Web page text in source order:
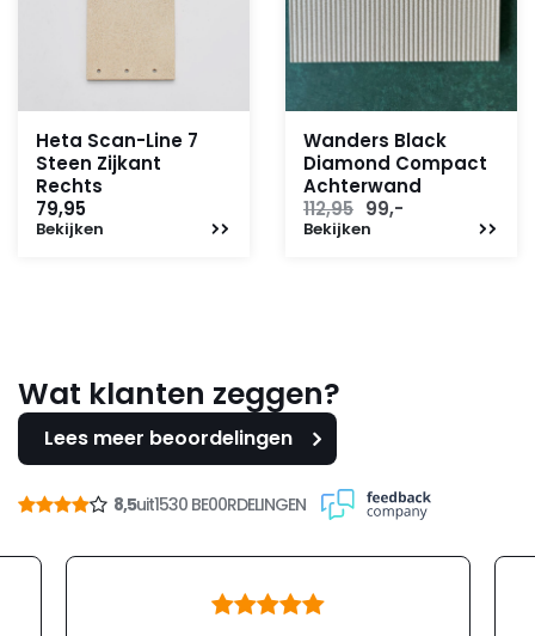
Heta Scan-Line 7
Steen Zijkant
Rechts
79,95
Bekijken
Wanders Black
Diamond Compact
Achterwand
112,95 Oorspronkelijke
prijs
99,-
Bekijken
Wat klanten zeggen?
Lees meer beoordelingen
8,5uit1530 BE00RDELINGEN